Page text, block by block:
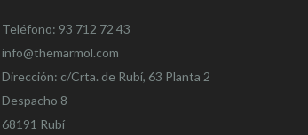
Teléfono: 93 712 72 43
info@themarmol.com
Dirección: c/Crta. de Rubí, 63 Planta 2
Despacho 8
68191 Rubí